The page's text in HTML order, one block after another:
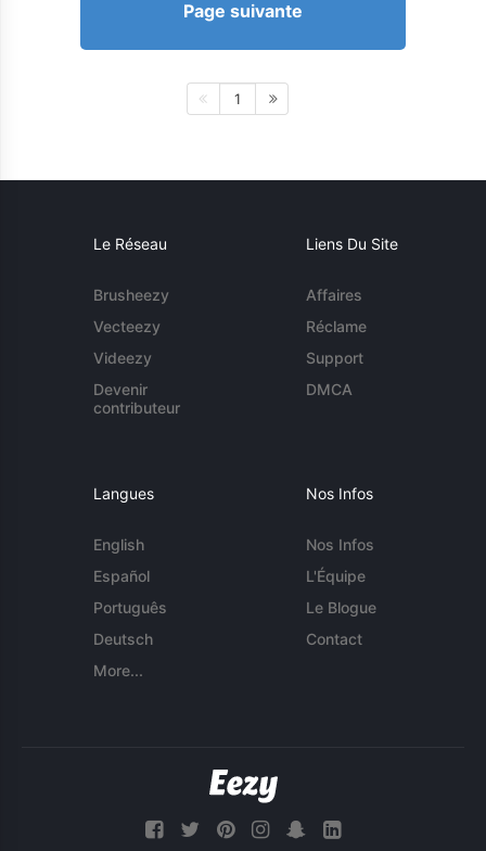
Page suivante
1
Le Réseau
Brusheezy
Vecteezy
Videezy
Devenir
contributeur
Liens Du Site
Affaires
Réclame
Support
DMCA
Langues
English
Español
Português
Deutsch
More...
Nos Infos
Nos Infos
L'Équipe
Le Blogue
Contact